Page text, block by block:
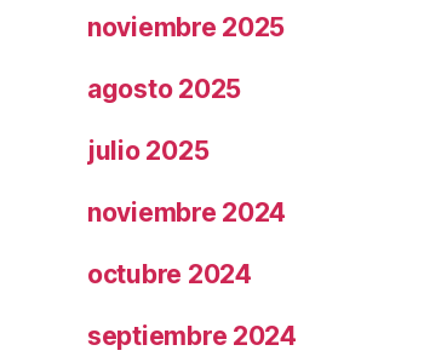
noviembre 2025
agosto 2025
julio 2025
noviembre 2024
octubre 2024
septiembre 2024